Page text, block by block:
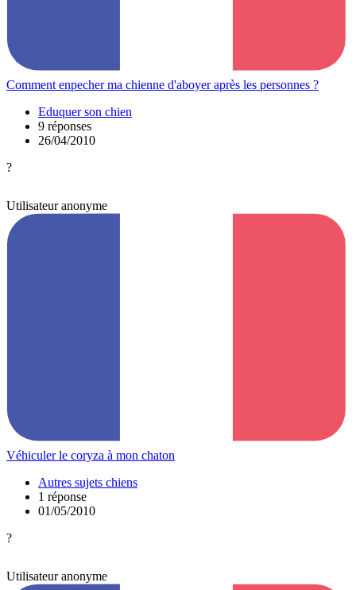
Comment enpecher ma chienne d'aboyer après les personnes ?
Eduquer son chien
9 réponses
26/04/2010
?
Utilisateur anonyme
Véhiculer le coryza à mon chaton
Autres sujets chiens
1 réponse
01/05/2010
?
Utilisateur anonyme